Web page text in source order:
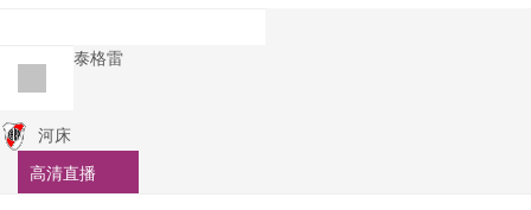
泰格雷
河床
高清直播